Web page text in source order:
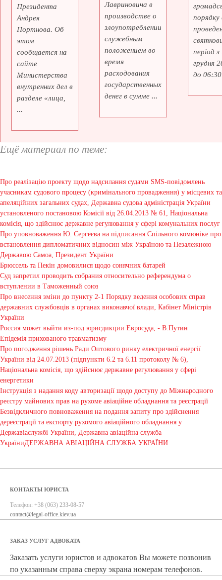
Президента
Андрея
Портнова. Об
этом
сообщается на
сайте
Министерства
внутренних дел в
разделе «лица,
...
Лавриновича в
производстве о
злоупотреблении
служебным
положением во
время
расходования
государственных
денег в сумме ...
порядку
період
грудня
до
Ещё материал по теме:
Про реалізацію проекту щодо надсилання судами SMS-повідомлень
учасникам судового процесу (кримінального провадження) у місцевих та
апеляційних загальних судах, Державна судова адміністрація України
установленого постановою Комісії від 26.04.2013 № 61, Національна
комісія, що здійснює державне регулювання у сфері комунальних послуг
Про уповноваження Ю. Сергеєва на підписання Спільного комюніке про
встановлення дипломатичних відносин між Україною та Незалежною
Державою Самоа, Президент України
Брюссель та Пекін домовилися щодо сонячних батарей
Суд запретил проводить собрания относительно референдума о
вступлении в Таможенный союз
Про внесення зміни до пункту 2-1 Порядку ведення особових справ
державних службовців в органах виконавчої влади, Кабінет Міністрів
України
Россия может выйти из-под юрисдикции Евросуда, - В.Путин
Епідемія прихованого травматизму
Про погодження рішень Ради Оптового ринку електричної енергії
України від 24.07.2013 (підпункти 6.2 та 6.11 протоколу № 6),
Національна комісія, що здійснює державне регулювання у сфері
енергетики
Інструкція з надання коду авторизації щодо доступу до Міжнародного
реєстру майнових прав на рухоме авіаційне обладнання та реєстрації
Безвідкличного повноваження на подання запиту про здійснення
дереєстрації та експорту рухомого авіаційного обладнання у
Державіаслужбі України, Державна авіаційна служба
УкраїниДЕРЖАВНА АВІАЦІЙНА СЛУЖБА УКРАЇНИ
КОНТАКТЫ ЮРИСТА
Телефон: +38 (063) 233-08-57
contact@legal-office.kiev.ua
ЗАКАЗ УСЛУГ АДВОКАТА
Заказать услуги юристов и адвокатов Вы можете позвонив
по указанным справа сверху экрана номерам телефонов.